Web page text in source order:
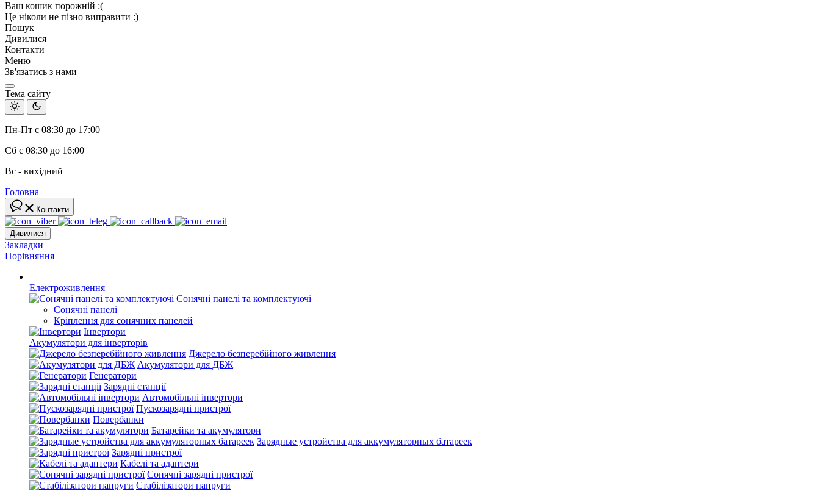
Ваш кошик порожній :(
Це ніколи не пізно виправити :)
Пошук
Дивилися
Контакти
Меню
Зв'язатись з нами
Тема сайту
Пн-Пт с 08:30 до 17:00
Сб с 08:30 до 16:00
Вс - вихідний
Головна
Контакти
Дивилися
Закладки
Порівняння
Електроживлення
Сонячні панелі та комплектуючі
Сонячні панелі
Кріплення для сонячних панелей
Інвертори
Акумулятори для інверторів
Джерело безперебійного живлення
Акумулятори для ДБЖ
Генератори
Зарядні станції
Автомобільні інвертори
Пускозарядні пристрої
Повербанки
Батарейки та акумулятори
Зарядные устройства для аккумуляторных батареек
Зарядні пристрої
Кабелі та адаптери
Сонячні зарядні пристрої
Стабілізатори напруги